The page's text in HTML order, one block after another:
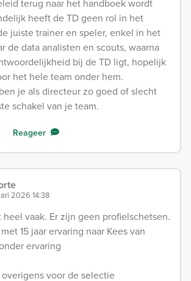
terug naar het handboek wordt
heeft de TD geen rol in het
juiste trainer en speler, enkel in het
de data analisten en scouts, waarna
bij de TD ligt, hopelijk
het hele team onder hem.
je als directeur zo goed of slecht
schakel van je team.
Reageer
2026 14:38
vaak. Er zijn geen profielschetsen.
15 jaar ervaring naar Kees van
ervaring
voor de selectie